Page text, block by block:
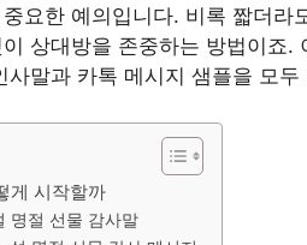
요한 예의입니다. 비록 짧더라
상대방을 존중하는 방법이죠.
말과 카톡 메시지 샘플을 모두
게 시작할까
명절 선물 감사말